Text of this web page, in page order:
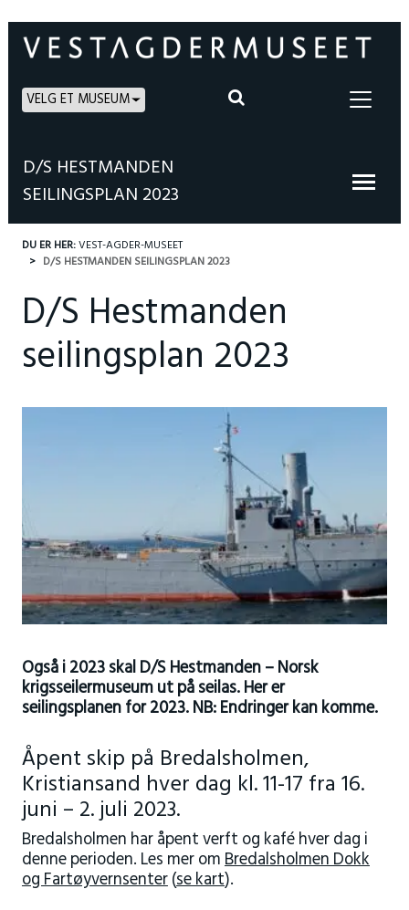
VELG ET MUSEUM
D/S HESTMANDEN
SEILINGSPLAN 2023
DU ER HER:VEST-AGDER-MUSEET
D/S HESTMANDEN SEILINGSPLAN 2023
D/S Hestmanden
seilingsplan 2023
Også i 2023 skal D/S Hestmanden – Norsk
krigsseilermuseum ut på seilas. Her er
seilingsplanen for 2023. NB: Endringer kan komme.
Åpent skip på Bredalsholmen,
Kristiansand hver dag kl. 11-17 fra 16.
juni – 2. juli 2023.
Bredalsholmen har åpent verft og kafé hver dag i
denne perioden. Les mer omBredalsholmen Dokk
og Fartøyvernsenter(se kart).